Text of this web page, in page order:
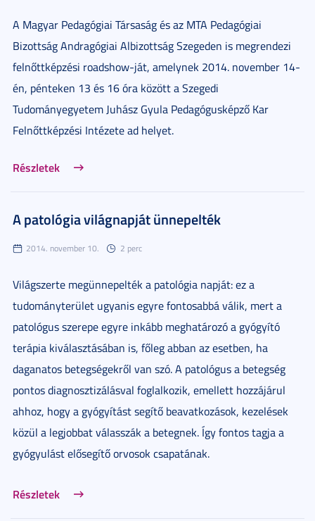
A Magyar Pedagógiai Társaság és az MTA Pedagógiai
Bizottság Andragógiai Albizottság Szegeden is megrendezi
felnőttképzési roadshow-ját, amelynek 2014. november 14-
én, pénteken 13 és 16 óra között a Szegedi
Tudományegyetem Juhász Gyula Pedagógusképző Kar
Felnőttképzési Intézete ad helyet.
Részletek
A patológia világnapját ünnepelték
2014. november 10. 2 perc
Világszerte megünnepelték a patológia napját: ez a
tudományterület ugyanis egyre fontosabbá válik, mert a
patológus szerepe egyre inkább meghatározó a gyógyító
terápia kiválasztásában is, főleg abban az esetben, ha
daganatos betegségekről van szó. A patológus a betegség
pontos diagnosztizálásval foglalkozik, emellett hozzájárul
ahhoz, hogy a gyógyítást segítő beavatkozások, kezelések
közül a legjobbat válasszák a betegnek. Így fontos tagja a
gyógyulást elősegítő orvosok csapatának.
Részletek